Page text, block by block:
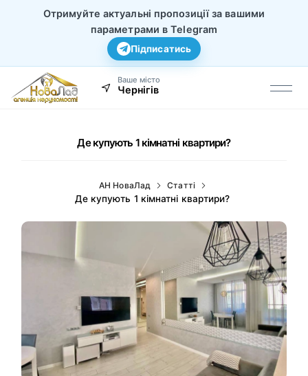
Отримуйте актуальні пропозиції за вашими
параметрами в Telegram
Підписатись
Ваше місто
Чернігів
Де купують 1 кімнатні квартири?
АН НоваЛад Статті
Де купують 1 кімнатні квартири?